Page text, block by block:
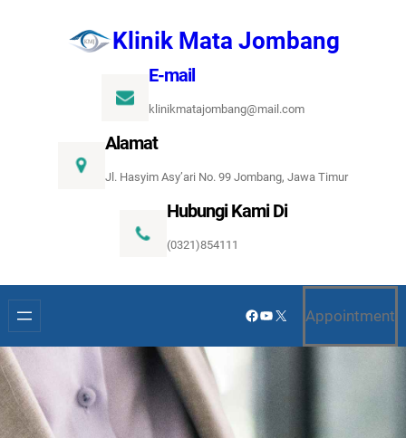
Klinik Mata Jombang
E-mail
klinikmatajombang@mail.com
Alamat
Jl. Hasyim Asy’ari No. 99 Jombang, Jawa Timur
Hubungi Kami Di
(0321)854111
Facebook
YouTube
X Appointment